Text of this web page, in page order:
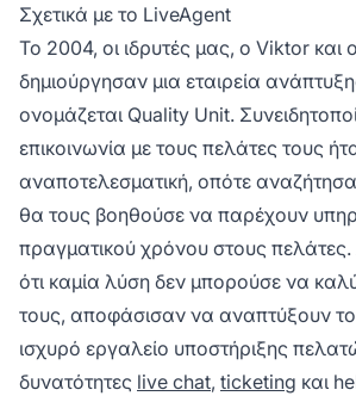
Σχετικά με το LiveAgent
Το 2004, οι ιδρυτές μας, ο Viktor και
δημιούργησαν μια εταιρεία
ονομάζεται Quality Unit.
επικοινωνία με τους πελάτες τους
αναποτελεσματική, οπότε
θα τους βοηθούσε να παρέχουν
πραγματικού χρόνου στους
ότι καμία λύση δεν μπορούσε να
τους, αποφάσισαν να αναπτύξουν
ισχυρό εργαλείο υποστήριξης
δυνατότητες live chat, ticketing και